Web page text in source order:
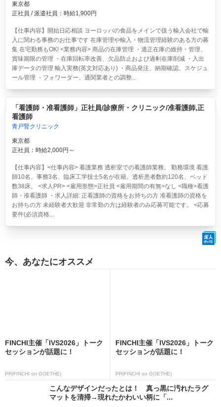
東京都
正社員 / 派遣社員：時給1,900円
【仕事内容】開始日応相談 ヨーロッパの食品をメインで扱う輸入会社で輸
入に関わる事務のお仕事です 在庫管理や輸入・物流管理経験のある方の募
集 在宅勤務もOK! <業務内容> 商品の在庫管理 ・適正在庫の維持・管理、
賞味期限の管理 ・在庫回転率改善、欠品防止および過剰在庫削減 ・入出
庫データの管理 輸入実務(英文対応あり) ・商品発注、納期確認、スケジュ
ール管理 ・フォワーダー、通関業者との調整...
「看護師・准看護師」正社員/診療所・クリニック/准看護師,正
看護師
青戸腎クリニック
東京都
正社員：時給2,000円～
【仕事内容】<仕事内容> 看護業務 透析室での看護師業務。 勤務環境 看護
師10名、事務3名、臨床工学技士5名が在籍。透析患者数約120名、ベッド
数38床。 <求人PR> <雇用形態>正社員 <雇用期間の有無>なし <職種>看護
師・准看護師 ・求人詳細: 正看護師の資格をお持ちの方 准看護師の資格を
お持ちの方 未経験者大歓迎 非常勤の方は経験者のみ応募可能です。 <応募
要件(必須資格...
今、あなたにオススメ
FINCHI主催「IVS2026」トーク
セッションが話題に！
PR(FINCHI on GOETHE)
FINCHI主催「IVS2026」トーク
セッションが話題に！
PR(FINCHI on GOETHE)
こんなデザインだったとは！ 真っ黒に汚れたラグ
マットを清掃→現れたかわいい柄に「...